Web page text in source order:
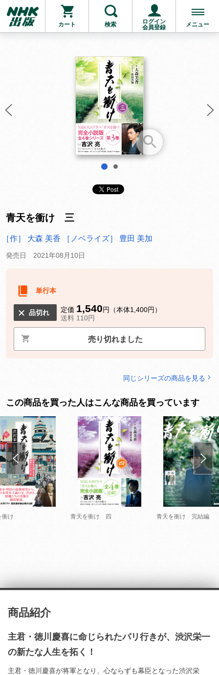
カート 検索
ログイン
会員登録
メニュー
お支払いに進む
他にも商品を買う
1
青天を衝け 三
［作］ 大森 美香 ［ノベライズ］ 豊田 美加
発売日 2021年08月10日
単行本
品切れ 定価 1,540円（本体1,400円）
送料 110円
売り切れました
同じシリーズの商品を見る
この商品を買った人はこんな商品を買っています
衝け 青天を衝け 四 青天を衝け 完結編
商品紹介
主君・徳川慶喜に命じられたパリ行きが、渋沢栄一
の新たな人生を拓く！
主君・徳川慶喜が将軍となり、心ならずも幕臣となった渋沢栄